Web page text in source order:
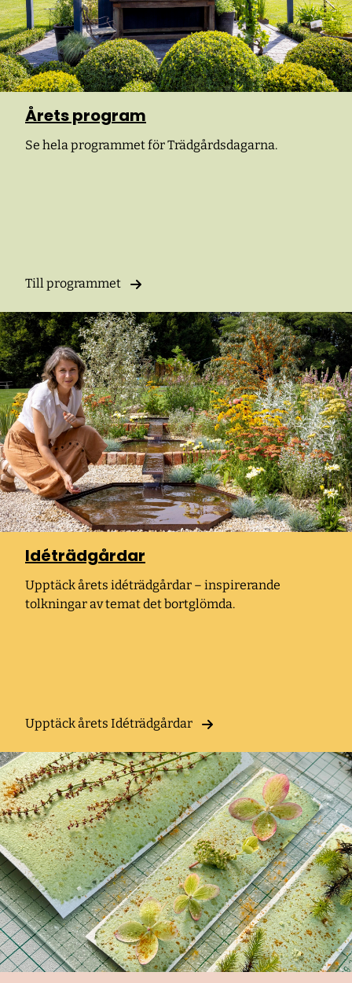
Årets program
Se hela programmet för Trädgårdsdagarna.
Till programmet
Idéträdgårdar
Upptäck årets idéträdgårdar – inspirerande
tolkningar av temat det bortglömda.
Upptäck årets Idéträdgårdar